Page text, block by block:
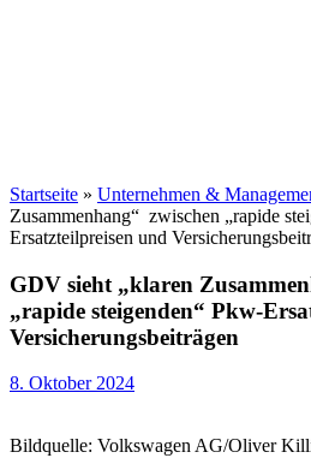
Startseite » Unternehmen &
Zusammenhang“ zwischen „rapide
Ersatzteilpreisen und
GDV sieht „klaren
„rapide steigenden“ Pkw-
Versicherungsbeiträgen
8. Oktober 2024
Bildquelle: Volkswagen AG/Oliver